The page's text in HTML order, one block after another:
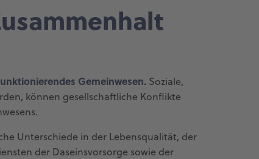
Gemeinwesen. Soziale,
können gesellschaftliche Konflikte
Unterschiede in der Lebensqualität, der
der Daseinsvorsorge sowie der